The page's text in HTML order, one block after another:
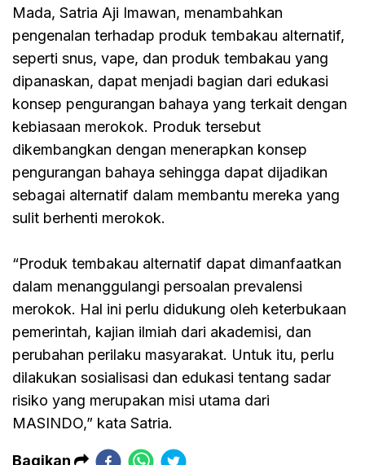
Mada, Satria Aji Imawan, menambahkan
pengenalan terhadap produk tembakau alternatif,
seperti snus, vape, dan produk tembakau yang
dipanaskan, dapat menjadi bagian dari edukasi
konsep pengurangan bahaya yang terkait dengan
kebiasaan merokok. Produk tersebut
dikembangkan dengan menerapkan konsep
pengurangan bahaya sehingga dapat dijadikan
sebagai alternatif dalam membantu mereka yang
sulit berhenti merokok.
“Produk tembakau alternatif dapat dimanfaatkan
dalam menanggulangi persoalan prevalensi
merokok. Hal ini perlu didukung oleh keterbukaan
pemerintah, kajian ilmiah dari akademisi, dan
perubahan perilaku masyarakat. Untuk itu, perlu
dilakukan sosialisasi dan edukasi tentang sadar
risiko yang merupakan misi utama dari
MASINDO,” kata Satria.
Bagikan